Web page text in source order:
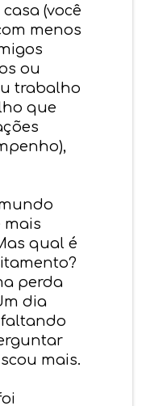
(você
menos
ou
trabalho
que
mais
qual é
perda
dia
mais.